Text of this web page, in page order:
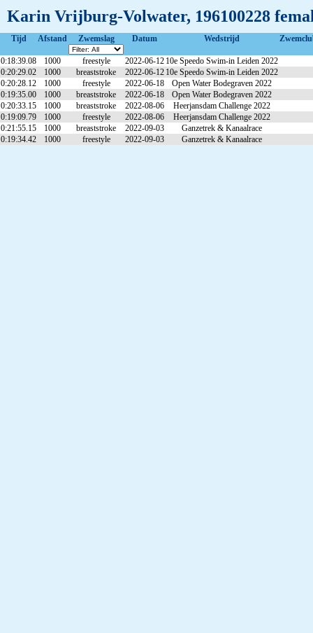
Karin Vrijburg-Volwater, 196100228
Tijd Afstand Zwemslag Datum Wedstrijd
0:18:39.08 1000 freestyle 2022-06-12 10e Speedo Swim-in Leiden 2022
0:20:29.02
1000 breaststroke 2022-06-12 10e Speedo Swim-in Leiden 2022
0:20:28.12
1000 freestyle 2022-06-18
Open Water Bodegraven 2022
0:19:35.00
1000 breaststroke 2022-06-18
Open Water Bodegraven 2022
0:20:33.15
1000 breaststroke 2022-08-06
Heerjansdam Challenge 2022
0:19:09.79
1000 freestyle 2022-08-06
Heerjansdam Challenge 2022
0:21:55.15
1000 breaststroke 2022-09-03
Ganzetrek & Kanaalrace
0:19:34.42
1000 freestyle 2022-09-03 Ganzetrek & Kanaalrace